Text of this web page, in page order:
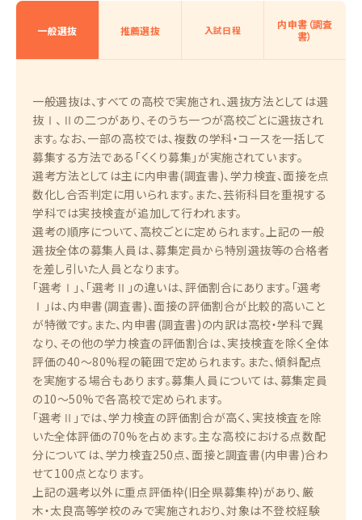
一般選抜 推薦選抜 入試日程
内申書（調査
書）
一般選抜は、すべての高校で実施され、選抜方法としては選
抜Ⅰ、Ⅱの二つがあり、そのうち一つが高校ごとに選抜され
ます。なお、一部の高校では、複数の学科・コースを一括して
募集する方法である「くくり募集」が実施されています。
選考方法としては主に内申書(調査書)、学力検査、面接を点
数化し合否判定に用いられます。また、芸術科目を重視する
学科では実技検査が追加して行われます。
選考の順序について、高校ごとに定められます。上記の一般
選抜全体の募集人員は、募集定員から特別選抜等の合格者
を差し引いた人員となります。
「選考Ⅰ」、「選考Ⅱ」の違いは、評価割合にあります。「選考
Ⅰ」は、内申書(調査書)、面接の評価割合が比較的高いこと
が特徴です。また、内申書(調査書)の内訳は高校・学科で異
なり、その他の学力検査の評価割合は、実技検査を除く全体
評価の40〜80%程の範囲で定められます。また、傾斜配点
を実施する場合もあります。募集人員については、募集定員
の10〜50%で各高校で定められます。
「選考Ⅱ」では、学力検査の評価割合が高く、実技検査を除
いた全体評価の70%を占めます。主な高校における点数配
分については、学力検査250点、面接と調査書(内申書)合わ
せて100点となります。
上記の選考以外に重点評価枠(旧全県募集枠)があり、厳
木・太良高等学校のみで実施されおり、対象は不登校経験